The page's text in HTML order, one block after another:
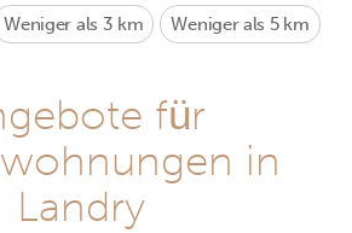
Weniger als 3 km Weniger als 5 km
für
in
Landry